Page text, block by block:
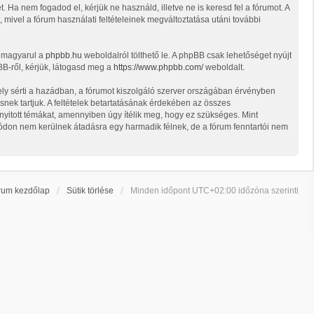
Ha nem fogadod el, kérjük ne használd, illetve ne is keresd fel a fórumot. A
a fórum használati feltételeinek megváltoztatása utáni további
a phpbb.hu weboldalról tölthető le. A phpBB csak lehetőséget nyújt
ről, kérjük, látogasd meg a https://www.phpbb.com/weboldalt.
sérti a hazádban, a fórumot kiszolgáló szerver országában érvényben
tartjuk. A feltételek betartatásának érdekében az összes
témákat, amennyiben úgy ítélik meg, hogy ez szükséges. Mint
nem kerülnek átadásra egy harmadik félnek, de a fórum fenntartói nem
kezdőlap Sütik törlése Minden időpont UTC+02:00 időzóna szerinti